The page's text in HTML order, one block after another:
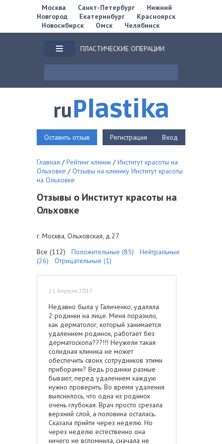
Москва Санкт-Петербург
Нижний
Новгород
Екатеринбург
Красноярск
Новосибирск
Омск Челябинск
ПЛАСТИЧЕСКИЕ ОПЕРАЦИИ
ruPlastika
Оставить отзыв Регистрация Вход
Главная / Рейтинг клиник / Институт красоты на
Ольховке / Отзывы на клинику Институт красоты
на Ольховке
Отзывы о Институт красоты на
Ольховке
г. Москва, Ольховская, д.27
Все (112) Положительные (85)
Нейтральные
(26)
Отрицательные (1)
21 Апреля 2017
Недавно была у Галиченко, удаляла
2 родинки на лице. Меня поразило,
как дерматолог, который занимается
удалением родинок, работает без
дерматоскопа???!!! Неужели такая
солидная клиника не может
обеспечить своих сотрудников этими
приборами? Ведь родинки разные
бывают, перед удалением каждую
нужно проверить. Во время удаления
выяснилось, что одна из родинок
очень глубокая. Врач просто срезала
верхний слой, а половина осталась.
Сказала прийти через неделю. Но
через неделю естественно она
ничего не вспомнила, сначала не